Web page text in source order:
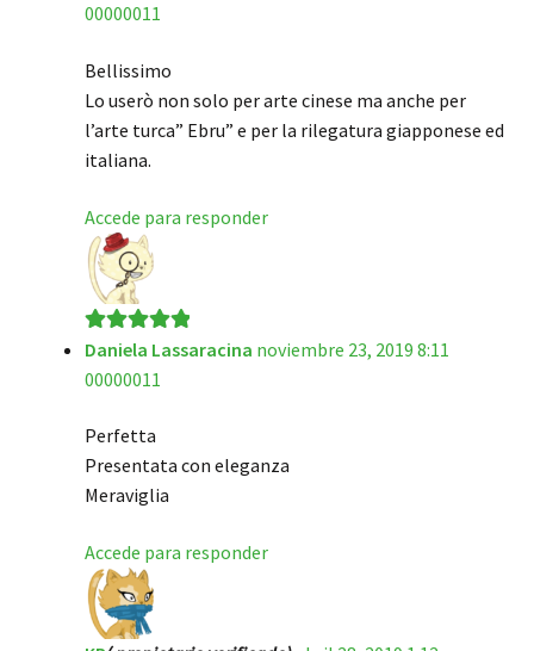
de 5
00000011
Bellissimo
Lo userò non solo per arte cinese ma anche per
l’arte turca” Ebru” e per la rilegatura giapponese ed
italiana.
Accede para responder
Valorado en5
de 5
Daniela Lassaracina noviembre 23, 2019 8:11
00000011
Perfetta
Presentata con eleganza
Meraviglia
Accede para responder